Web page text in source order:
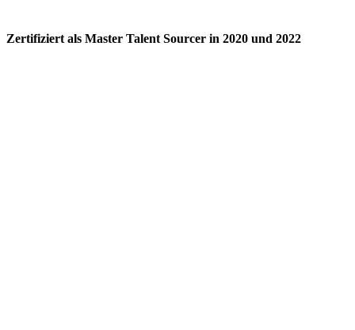
Zertifiziert als Master Talent Sourcer in 2020 und 2022